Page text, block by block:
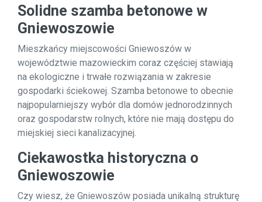
Solidne szamba betonowe w
Gniewoszowie
Mieszkańcy miejscowości Gniewoszów w
województwie mazowieckim coraz częściej stawiają
na ekologiczne i trwałe rozwiązania w zakresie
gospodarki ściekowej. Szamba betonowe to obecnie
najpopularniejszy wybór dla domów jednorodzinnych
oraz gospodarstw rolnych, które nie mają dostępu do
miejskiej sieci kanalizacyjnej.
Ciekawostka historyczna o
Gniewoszowie
Czy wiesz, że Gniewoszów posiada unikalną strukturę